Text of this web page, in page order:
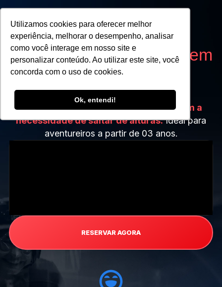
Utilizamos cookies para oferecer melhor
experiência, melhorar o desempenho, analisar
como você interage em nosso site e
personalizar conteúdo. Ao utilizar este site, você
concorda com o uso de cookies.
Ok, entendi!
Procurandoo que fazer em
SPaos domingos?
Uma aventura segura e emocionante,sem a
necessidade de saltar de alturas.Ideal para
aventureiros a partir de 03 anos.
RESERVAR AGORA